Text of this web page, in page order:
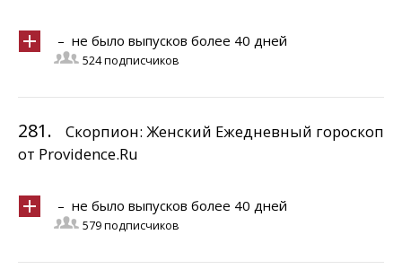
– не было выпусков более 40 дней
524 подписчиков
281.
Скорпион: Женский Ежедневный гороскоп
от Providence.Ru
– не было выпусков более 40 дней
579 подписчиков